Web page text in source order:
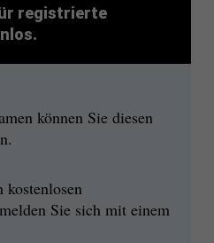
registrierte
können Sie diesen
kostenlosen
Sie sich mit einem